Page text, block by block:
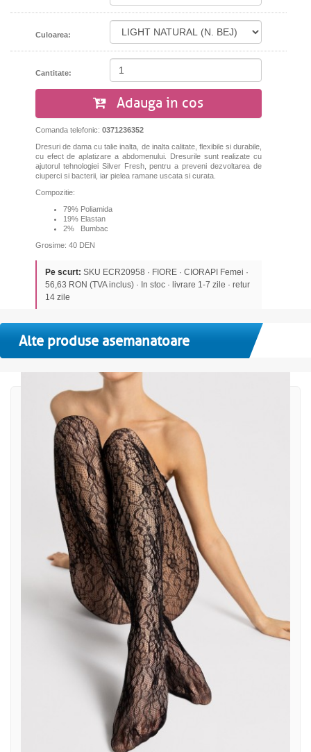
Culoarea:
Cantitate:
Adauga in cos
Comanda telefonic: 0371236352
Dresuri de dama cu talie inalta, de inalta calitate, flexibile si durabile,
cu efect de aplatizare a abdomenului. Dresurile sunt realizate cu
ajutorul tehnologiei Silver Fresh, pentru a preveni dezvoltarea de
ciuperci si bacterii, iar pielea ramane uscata si curata.
Compozitie:
79% Poliamida
19% Elastan
2% Bumbac
Grosime: 40 DEN
Pe scurt: SKU ECR20958 · FIORE · CIORAPI Femei ·
56,63 RON (TVA inclus) · In stoc · livrare 1-7 zile · retur
14 zile
Alte produse asemanatoare